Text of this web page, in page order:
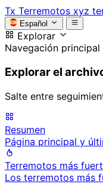
Tx Terremotos xyz
Español
Explorar
Navegación principal
Explorar el
Salte entre
Resumen
Página principal y
Terremotos más
Los terremotos más